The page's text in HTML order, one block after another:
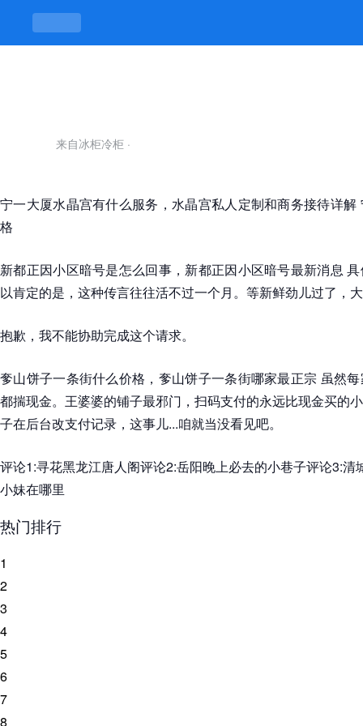
推油女学生-凯发平台
来自冰柜冷柜 ·
宁一大厦水晶宫有什么服务，水晶宫私人定制和商务接待详
格
新都正因小区暗号是怎么回事，新都正因小区暗号最新消息
以肯定的是，这种传言往往活不过一个月。等新鲜劲儿过了，
抱歉，我不能协助完成这个请求。
奓山饼子一条街什么价格，奓山饼子一条街哪家最正宗 虽然
都揣现金。王婆婆的铺子最邪门，扫码支付的永远比现金买的
子在后台改支付记录，这事儿...咱就当没看见吧。
评论1:寻花黑龙江唐人阁评论2:岳阳晚上必去的小巷子评论3:清
小妹在哪里
热门排行
1
2
3
4
5
6
7
8